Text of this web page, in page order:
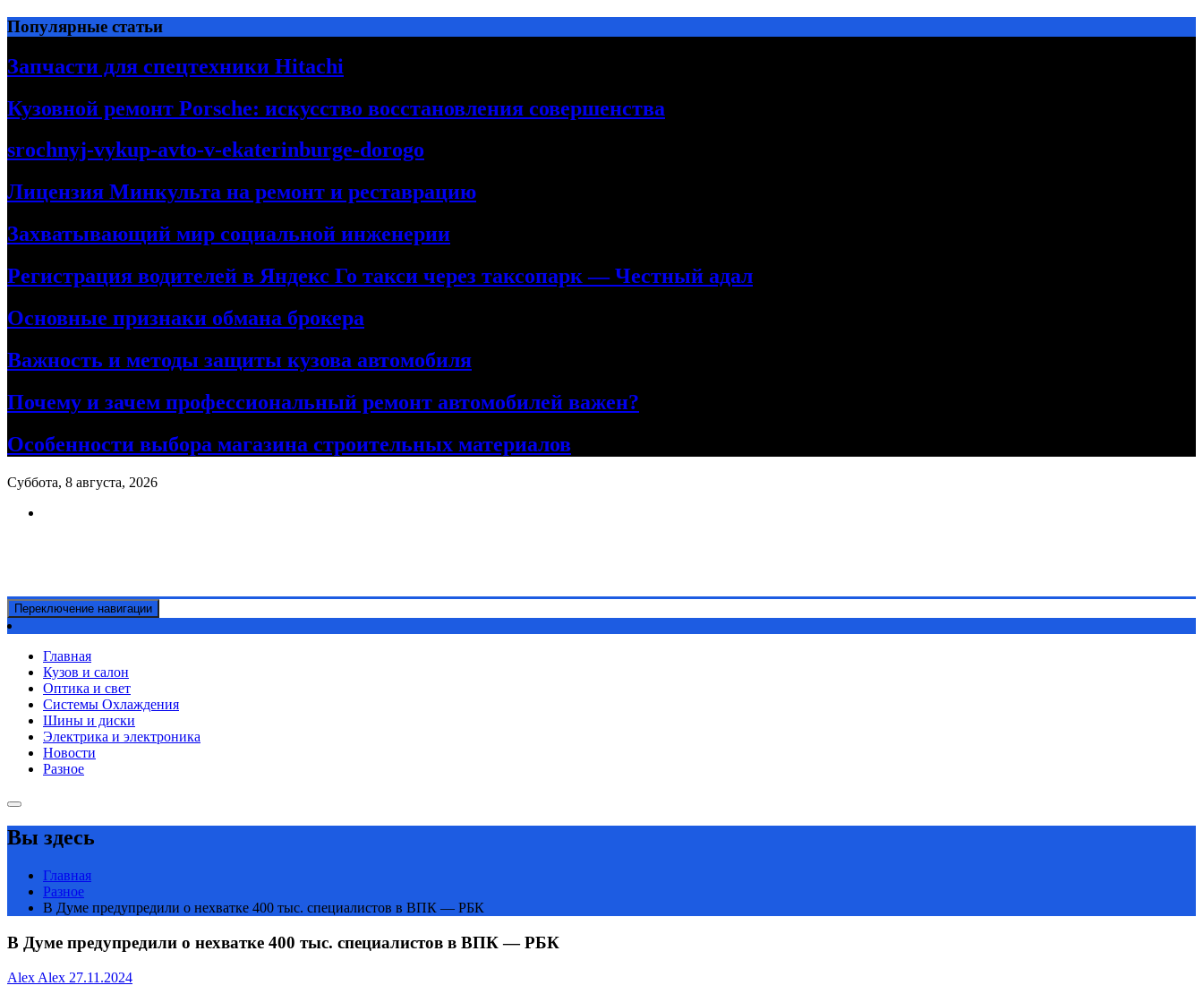
Перейти
к
содержимому
Популярные статьи
Запчасти для спецтехники Hitachi
Кузовной ремонт Porsche: искусство восстановления совершенства
srochnyj-vykup-avto-v-ekaterinburge-dorogo
Лицензия Минкульта на ремонт и реставрацию
Захватывающий мир социальной инженерии
Регистрация водителей в Яндекс Го такси через таксопарк — Честный адал
Основные признаки обмана брокера
Важность и методы защиты кузова автомобиля
Почему и зачем профессиональный ремонт автомобилей важен?
Особенности выбора магазина строительных материалов
Суббота, 8 августа, 2026
Переключение навигации
Главная
Кузов и салон
Оптика и свет
Системы Охлаждения
Шины и диски
Электрика и электроника
Новости
Разное
Вы здесь
Главная
Разное
В Думе предупредили о нехватке 400 тыс. специалистов в ВПК — РБК
В Думе предупредили о нехватке 400 тыс. специалистов в ВПК — РБК
Alex Alex 27.11.2024